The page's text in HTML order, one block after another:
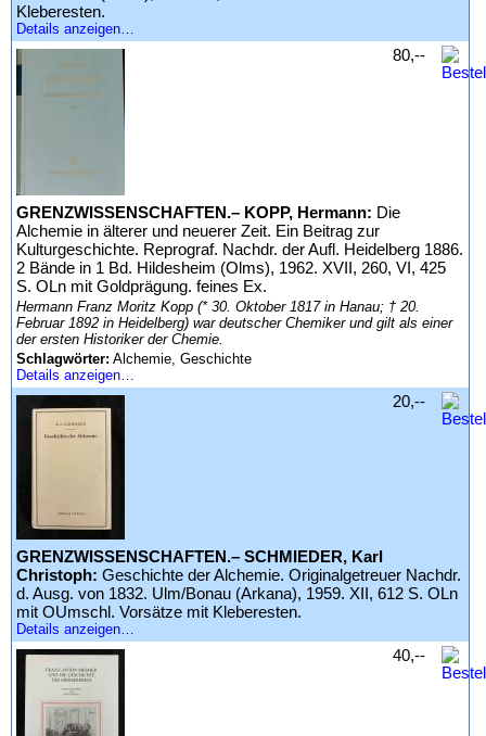
Kleberesten.
Details anzeigen…
GRENZWISSENSCHAFTEN.– KOPP, Hermann: Die
Alchemie in älterer und neuerer Zeit. Ein Beitrag zur
Kulturgeschichte. Reprograf. Nachdr. der Aufl. Heidelberg 1886.
2 Bände in 1 Bd. Hildesheim (Olms), 1962. XVII, 260, VI, 425
S. OLn mit Goldprägung. feines Ex.
Hermann Franz Moritz Kopp (* 30. Oktober 1817 in Hanau; † 20.
Februar 1892 in Heidelberg) war deutscher Chemiker und gilt als einer
der ersten Historiker der Chemie.
Schlagwörter: Alchemie, Geschichte
Details anzeigen…
80,--
GRENZWISSENSCHAFTEN.– SCHMIEDER, Karl
Christoph: Geschichte der Alchemie. Originalgetreuer Nachdr.
d. Ausg. von 1832. Ulm/Bonau (Arkana), 1959. XII, 612 S. OLn
mit OUmschl. Vorsätze mit Kleberesten.
Details anzeigen…
20,--
40,--